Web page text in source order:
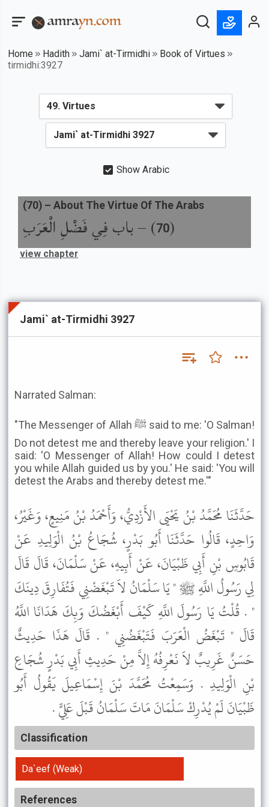
Home Hadith Jami` at-Tirmidhi
Book of Virtues
tirmidhi:3927
Show Arabic
(
70
) –باب فِي فَضْلِ الْعَرَبِ
(70) – About The Virtue Of The Arabs
view chapter
Jami` at-Tirmidhi 3927
Narrated Salman:
"The Messenger of Allah ﷺ said to me: 'O Salman!
Do not detest me and thereby leave your religion.' I
said: 'O Messenger of Allah! How could I detest
you while Allah guided us by you.' He said: 'You will
detest the Arabs and thereby detest me.'"
حَدَّثَنَا مُحَمَّدُ بْنُ يَحْيَى الأَزْدِيُّ، وَأَحْمَدُ بْنُ مَنِيعٍ، وَغَيْرُ،
وَاحِدٍ، قَالُوا حَدَّثَنَا أَبُو بَدْرٍ، شُجَاعُ بْنُ الْوَلِيدِ عَنْ
قَابُوسِ بْنِ أَبِي ظَبْيَانَ، عَنْ أَبِيهِ، عَنْ سَلْمَانَ، قَالَ قَالَ
لِي رَسُولُ اللَّهِ ﷺ " يَا سَلْمَانُ لاَ تَبْغَضْنِي فَتُفَارِقَ دِينَكَ
" . قُلْتُ يَا رَسُولَ اللَّهِ كَيْفَ أَبْغَضُكَ وَبِكَ هَدَانَا اللَّهُ
قَالَ " تَبْغَضُ الْعَرَبَ فَتَبْغَضُنِي " . قَالَ هَذَا حَدِيثٌ
حَسَنٌ غَرِيبٌ لاَ نَعْرِفُهُ إِلاَّ مِنْ حَدِيثِ أَبِي بَدْرٍ شُجَاعِ
بْنِ الْوَلِيدِ . وَسَمِعْتُ مُحَمَّدَ بْنَ إِسْمَاعِيلَ يَقُولُ أَبُو
ظَبْيَانَ لَمْ يُدْرِكْ سَلْمَانَ مَاتَ سَلْمَانُ قَبْلَ عَلِيٍّ .
Classification
Da`eef (Weak)
References